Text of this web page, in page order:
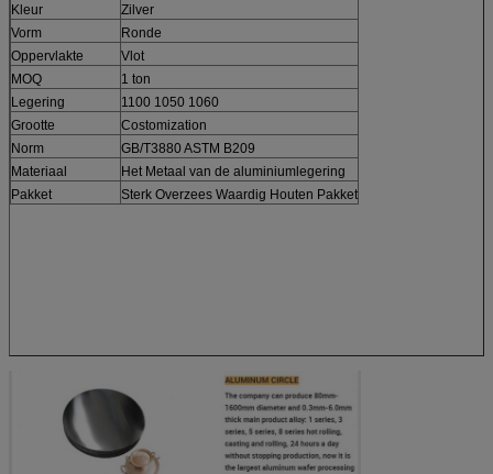
Kleur
Zilver
Vorm
Ronde
Oppervlakte
Vlot
MOQ
1 ton
Legering
1100 1050 1060
Grootte
Costomization
Norm
GB/T3880 ASTM B209
Materiaal
Het Metaal van de aluminiumlegering
Pakket
Sterk Overzees Waardig Houten Pakket